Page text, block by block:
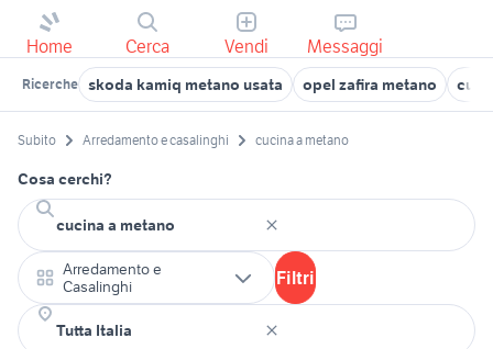
Home Cerca Vendi Messaggi
Ricerche skoda kamiq metano usata opel zafira metano
Subito Arredamento e casalinghi cucina a metano
Cosa cerchi?
Arredamento e
Casalinghi
Filtri